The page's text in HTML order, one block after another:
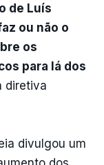
de Luís
ou não o
os
para lá dos
diretiva
divulgou um